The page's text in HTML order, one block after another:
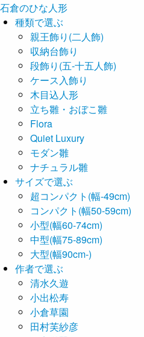
石倉のひな人形
種類で選ぶ
親王飾り(二人飾)
収納台飾り
段飾り(五-十五人飾)
ケース入飾り
木目込人形
立ち雛・おぼこ雛
Flora
Quiet Luxury
モダン雛
ナチュラル雛
サイズで選ぶ
超コンパクト(幅-49cm)
コンパクト(幅50-59cm)
小型(幅60-74cm)
中型(幅75-89cm)
大型(幅90cm-)
作者で選ぶ
清水久遊
小出松寿
小倉草園
田村芙紗彦